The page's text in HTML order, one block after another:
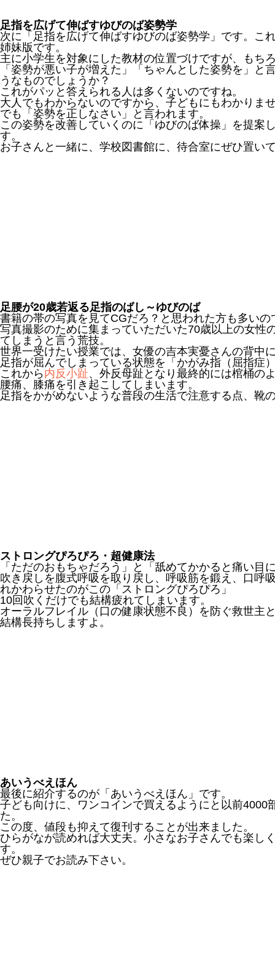
足指を広げて伸ばすゆびのば姿勢学
次に「足指を広げて伸ばすゆびのば姿勢学」です。こ
姉妹版です。
主に小学生を対象にした教材の位置づけですが、もち
「姿勢が悪い子が増えた」「ちゃんとした姿勢を」
うなものでしょうか？
これがパッと答えられる人は多くないのですね。
大人でもわからないのですから、子どもにもわかりま
でも「姿勢を正しなさい」と言われます。
この姿勢を改善していくのに「ゆびのば体操」を提案
す。
お子さんと一緒に、学校図書館に、待合室にぜひ置い
足腰が20歳若返る足指のばし～ゆびのば
書籍の帯の写真を見てCGだろ？と思われた方も多いの
写真撮影のために集まっていただいた70歳以上の女性
てしまうと言う荒技。
世界一受けたい授業では、女優の吉本実憂さんの背中
足指が屈んでしまっている状態を「かがみ指（屈指症
これから内反小趾、外反母趾となり最終的には棺桶の
腰痛、膝痛を引き起こしてしまいます。
足指をかがめないような普段の生活で注意する点、靴
ストロングぴろぴろ・超健康法
「ただのおもちゃだろう」と「舐めてかかると痛い
吹き戻しを腹式呼吸を取り戻し、呼吸筋を鍛え、口呼
れかわらせたのがこの「ストロングぴろぴろ」
10回吹くだけでも結構疲れてしまいます。
オーラルフレイル（口の健康状態不良）を防ぐ救世主
結構長持ちしますよ。
あいうべえほん
最後に紹介するのが「あいうべえほん」です。
子ども向けに、ワンコインで買えるようにと以前
た。
この度、値段も抑えて復刊することが出来ました。
ひらがなが読めれば大丈夫。小さなお子さんでも楽し
す。
ぜひ親子でお読み下さい。